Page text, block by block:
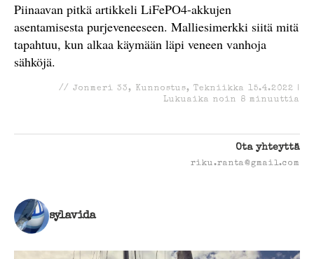
Piinaavan pitkä artikkeli LiFePO4-akkujen
asentamisesta purjeveneeseen. Malliesimerkki siitä mitä
tapahtuu, kun alkaa käymään läpi veneen vanhoja
sähköjä.
// Jonmeri 33, Kunnostus, Tekniikka 15.4.2022 |
Lukuaika noin
8 minuuttia
Ota yhteyttä
riku.ranta@gmail.com
sylavida